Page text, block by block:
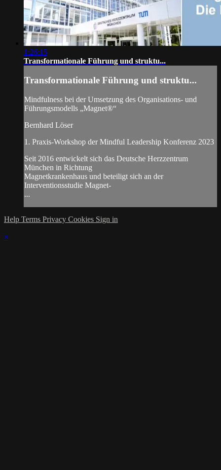
1:26:15
Transformationale Führung und struktu...
Transformationale Führung und struktu...
Mindfulness bei der Umsetzung des Organisations- und
Führungsmodells „Magnet®“
Bernhard Löser
1. Praxis-Workshop der Mindful Leadership Konferenz 2023
Seit 2016 entwickelt sich das Deutsche Herzzentrum
München in Richtung
Magnetkrankenhaus und beteiligt sich an der
Interventionsstudie Magnet-
...
Help Terms Privacy Cookies Sign in
×